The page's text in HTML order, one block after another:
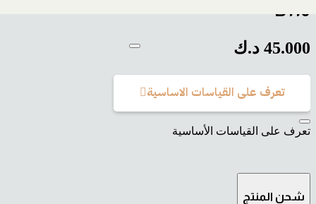
B110
45.000 د.ك
تعرف على القياسات الاساسية
تعرف على القياسات الأساسية
شحن المنتج